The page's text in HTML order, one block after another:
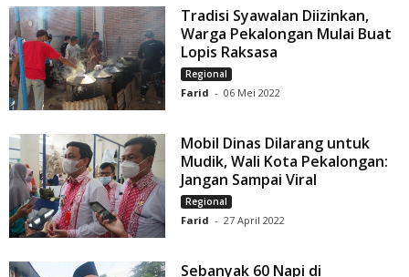
Tradisi Syawalan Diizinkan,
Warga Pekalongan Mulai Buat
Lopis Raksasa
Regional
Farid - 06 Mei 2022
Mobil Dinas Dilarang untuk
Mudik, Wali Kota Pekalongan:
Jangan Sampai Viral
Regional
Farid - 27 April 2022
Sebanyak 60 Napi di